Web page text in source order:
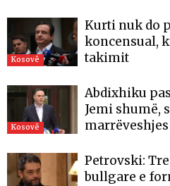
Kosovë
Kurti nuk do
koncensual,
takimit
Kosovë
Abdixhiku
Jemi shumë,
Petrovski:
bullgare e